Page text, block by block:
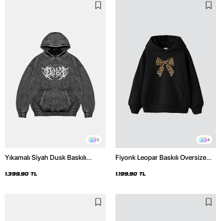
3
Yıkamalı Siyah Dusk Baskılı
1.399,90 TL
4
Fiyonk Leopar Baskılı Oversize
1.199,90 TL